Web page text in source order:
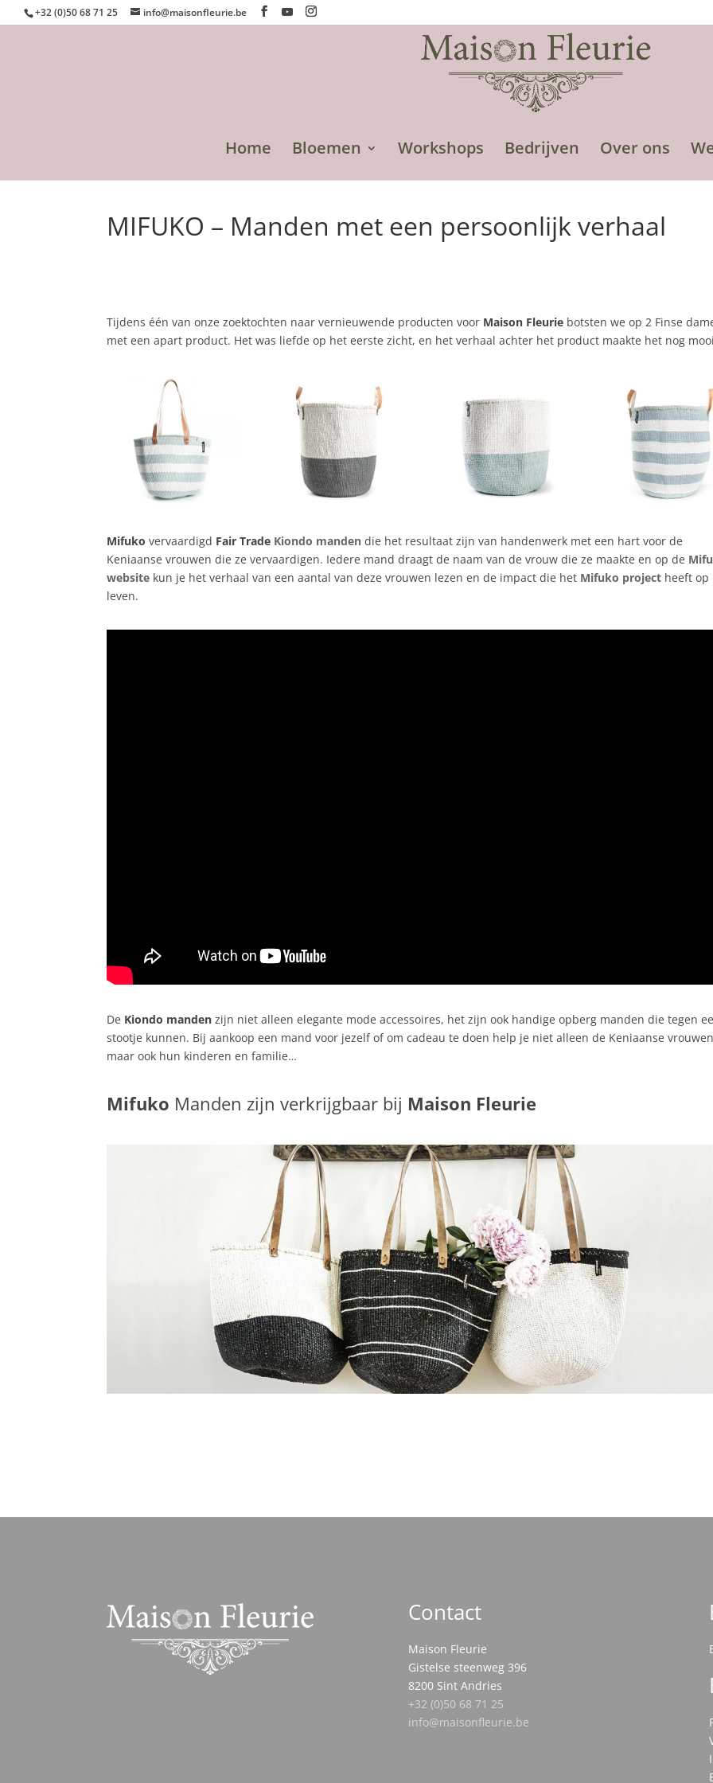
+32 (0)50 68 71 25 info@maisonfleurie.be
Home Bloemen Workshops Bedrijven Over ons
MIFUKO – Manden met een persoonlijk verhaal
Tijdens één van onze zoektochten naar vernieuwende producten voor Maison Fleurie botsten we op 2 Finse
met een apart product. Het was liefde op het eerste zicht, en het verhaal achter het product maakte het nog
Mifuko vervaardigd Fair Trade Kiondo manden die het resultaat zijn van handenwerk met een hart voor de
Keniaanse vrouwen die ze vervaardigen. Iedere mand draagt de naam van de vrouw die ze maakte en op de
website kun je het verhaal van een aantal van deze vrouwen lezen en de impact die het Mifuko project heeft op
leven.
De Kiondo manden zijn niet alleen elegante mode accessoires, het zijn ook handige opberg manden die tegen
stootje kunnen. Bij aankoop een mand voor jezelf of om cadeau te doen help je niet alleen de Keniaanse
maar ook hun kinderen en familie…
Mifuko Manden zijn verkrijgbaar bij Maison Fleurie
Contact
Maison Fleurie
Gistelse steenweg 396
8200 Sint Andries
+32 (0)50 68 71 25
info@maisonfleurie.be